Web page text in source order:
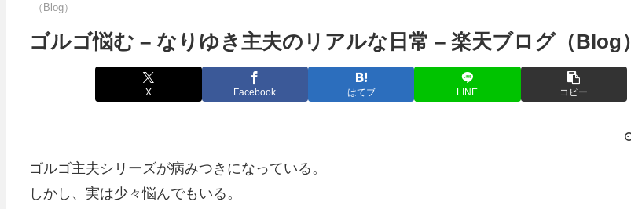
（Blog）
ゴルゴ悩む – なりゆき主夫のリアルな日常 – 楽天ブログ（Blog）
X Facebook はてブ LINE コピー
ゴルゴ主夫シリーズが病みつきになっている。
しかし、実は少々悩んでもいる。